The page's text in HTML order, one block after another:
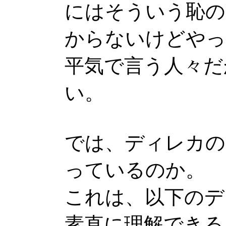
にはそういう恥
からないけどや
平気で言う人々
い。
では、ディレカ
っているのか。
これは、以下の